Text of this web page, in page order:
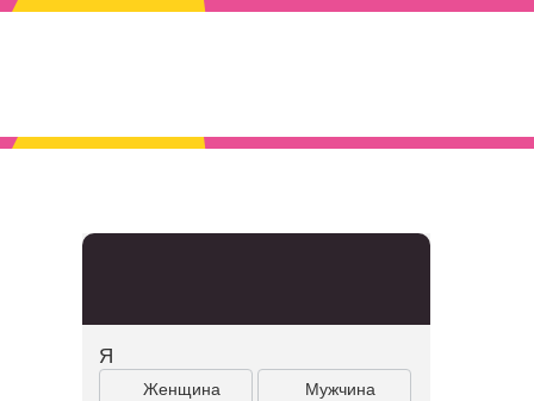
Я
Женщина Мужчина